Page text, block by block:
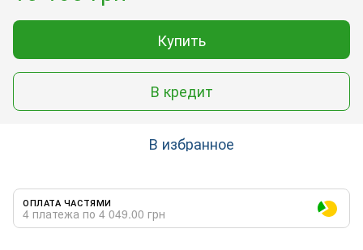
Купить
В кредит
В избранное
ОПЛАТА ЧАСТЯМИ
4 платежа по 4 049.00 грн